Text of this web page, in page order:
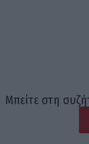
Μπείτε στη